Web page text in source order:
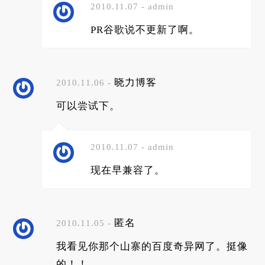
2010.11.07 - admin
PR谷歌说不更新了啊。
2010.11.06 - 晓力博客
可以尝试下。
2010.11.07 - admin
现在早兼容了。
2010.11.05 - 匿名
我看见你那个山寨的百度奇异网了。挺像